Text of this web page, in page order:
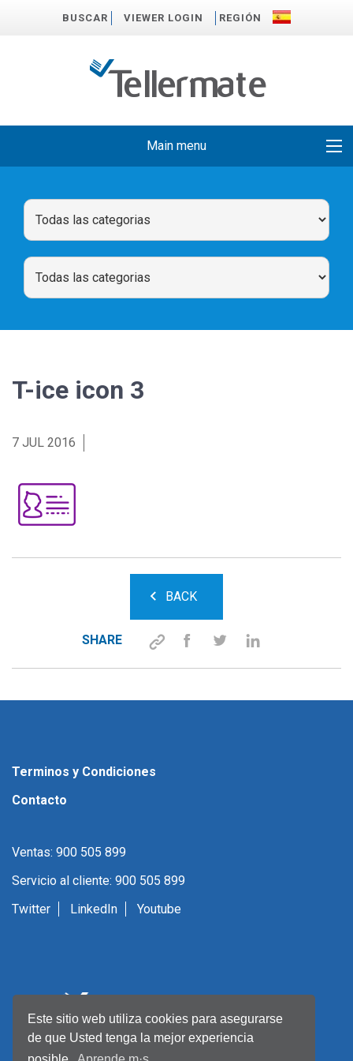
Este sitio web utiliza cookies para asegurarse
de que Usted tenga la mejor experiencia
BUSCAR VIEWER LOGIN REGIÓN
Main menu
T-ice icon 3
7 JUL 2016
BACK
SHARE
Terminos y Condiciones
Contacto
Ventas: 900 505 899
Servicio al cliente: 900 505 899
Twitter
LinkedIn Youtube